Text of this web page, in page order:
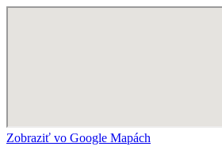
Zobraziť vo Google Mapách